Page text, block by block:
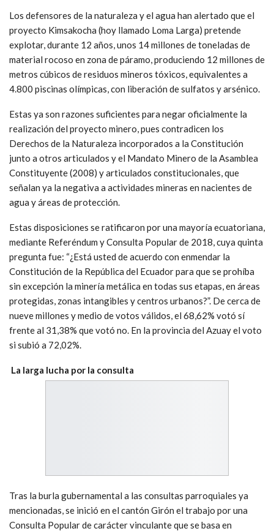
Los defensores de la naturaleza y el agua han alertado que el
proyecto Kimsakocha (hoy llamado Loma Larga) pretende
explotar, durante 12 años, unos 14 millones de toneladas de
material rocoso en zona de páramo, produciendo 12 millones de
metros cúbicos de residuos mineros tóxicos, equivalentes a
4.800 piscinas olímpicas, con liberación de sulfatos y arsénico.
Estas ya son razones suficientes para negar oficialmente la
realización del proyecto minero, pues contradicen los
Derechos de la Naturaleza incorporados a la Constitución
junto a otros articulados y el Mandato Minero de la Asamblea
Constituyente (2008) y articulados constitucionales, que
señalan ya la negativa a actividades mineras en nacientes de
agua y áreas de protección.
Estas disposiciones se ratificaron por una mayoría ecuatoriana,
mediante Referéndum y Consulta Popular de 2018, cuya quinta
pregunta fue: “¿Está usted de acuerdo con enmendar la
Constitución de la República del Ecuador para que se prohíba
sin excepción la minería metálica en todas sus etapas, en áreas
protegidas, zonas intangibles y centros urbanos?”. De cerca de
nueve millones y medio de votos válidos, el 68,62% votó sí
frente al 31,38% que votó no. En la provincia del Azuay el voto
si subió a 72,02%.
La larga lucha por la consulta
Tras la burla gubernamental a las consultas parroquiales ya
mencionadas, se inició en el cantón Girón el trabajo por una
Consulta Popular de carácter vinculante que se basa en